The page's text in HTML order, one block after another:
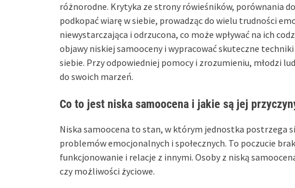
różnorodne. Krytyka ze strony rówieśników, porównania
podkopać wiarę w siebie, prowadząc do wielu trudności
niewystarczająca i odrzucona, co może wpływać na ich
objawy niskiej samooceny i wypracować skuteczne
siebie. Przy odpowiedniej pomocy i zrozumieniu, młodzi
do swoich marzeń.
Co to jest niska samoocena i jakie są jej
Niska samoocena to stan, w którym jednostka postrzega
problemów emocjonalnych i społecznych. To poczucie
funkcjonowanie i relacje z innymi. Osoby z niską
czy możliwości życiowe.